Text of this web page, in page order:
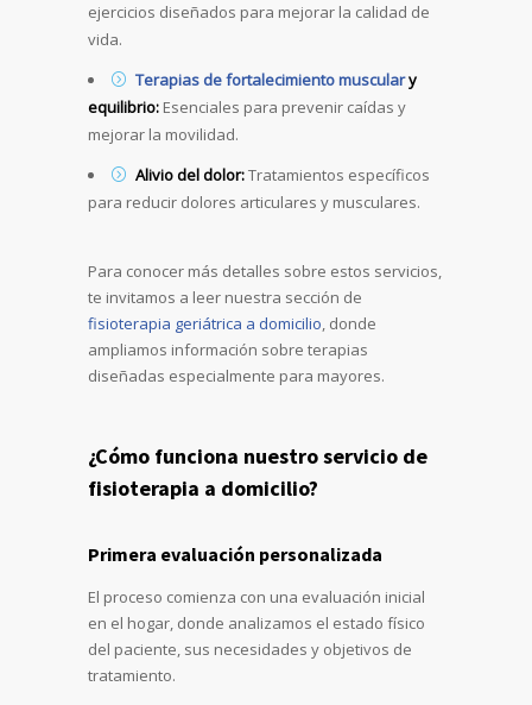
ejercicios diseñados para mejorar la calidad de
vida.
Terapias de fortalecimiento musculary
equilibrio: Esenciales para prevenir caídas y
mejorar la movilidad.
Alivio del dolor:Tratamientos específicos
para reducir dolores articulares y musculares.
Para conocer más detalles sobre estos servicios,
te invitamos a leer nuestra sección de
fisioterapia geriátrica a domicilio, donde
ampliamos información sobre terapias
diseñadas especialmente para mayores.
¿Cómo funciona nuestro servicio de
fisioterapia a domicilio?
Primera evaluación personalizada
El proceso comienza con una evaluación inicial
en el hogar, donde analizamos el estado físico
del paciente, sus necesidades y objetivos de
tratamiento.